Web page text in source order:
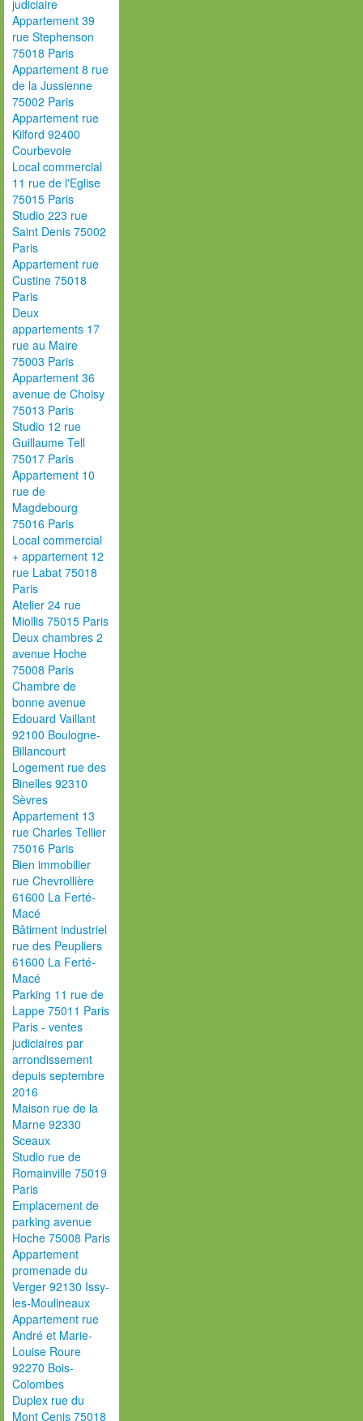
judiciaire
Appartement 39
rue Stephenson
75018 Paris
Appartement 8 rue
de la Jussienne
75002 Paris
Appartement rue
Kilford 92400
Courbevoie
Local commercial
11 rue de l'Eglise
75015 Paris
Studio 223 rue
Saint Denis 75002
Paris
Appartement rue
Custine 75018
Paris
Deux
appartements 17
rue au Maire
75003 Paris
Appartement 36
avenue de Choisy
75013 Paris
Studio 12 rue
Guillaume Tell
75017 Paris
Appartement 10
rue de
Magdebourg
75016 Paris
Local commercial
+ appartement 12
rue Labat 75018
Paris
Atelier 24 rue
Miollis 75015 Paris
Deux chambres 2
avenue Hoche
75008 Paris
Chambre de
bonne avenue
Edouard Vaillant
92100 Boulogne-
Billancourt
Logement rue des
Binelles 92310
Sèvres
Appartement 13
rue Charles Tellier
75016 Paris
Bien immobilier
rue Chevrollière
61600 La Ferté-
Macé
Bâtiment industriel
rue des Peupliers
61600 La Ferté-
Macé
Parking 11 rue de
Lappe 75011 Paris
Paris - ventes
judiciaires par
arrondissement
depuis septembre
2016
Maison rue de la
Marne 92330
Sceaux
Studio rue de
Romainville 75019
Paris
Emplacement de
parking avenue
Hoche 75008 Paris
Appartement
promenade du
Verger 92130 Issy-
les-Moulineaux
Appartement rue
André et Marie-
Louise Roure
92270 Bois-
Colombes
Duplex rue du
Mont Cenis 75018